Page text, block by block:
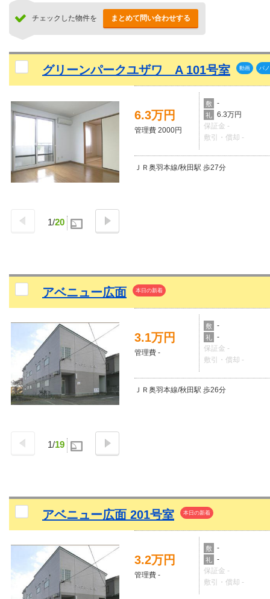
チェックした物件を まとめて問い合わせする
グリーンパークユザワ A 101号室 動画 パ
1/20
6.3万円
管理費 2000円
敷 -
礼
6.3万円
保証金 -
敷引・償却 -
ＪＲ奥羽本線/秋田駅 歩27分
アベニュー広面 本日の新着
1/19
3.1万円
管理費 -
敷 -
礼
-
保証金 -
敷引・償却 -
ＪＲ奥羽本線/秋田駅 歩26分
アベニュー広面 201号室 本日の新着
3.2万円
管理費 -
敷 -
礼
-
保証金 -
敷引・償却 -